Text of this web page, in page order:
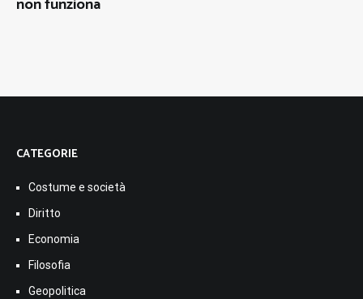
non funziona
CATEGORIE
Costume e società
Diritto
Economia
Filosofia
Geopolitica